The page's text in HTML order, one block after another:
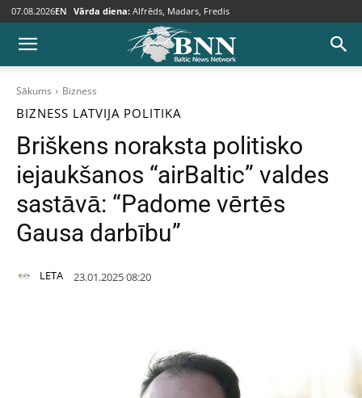
07.08.2026EN Vārda diena: Alfrēds, Madars, Fredis
Sākums Bizness
BIZNESS LATVIJA POLITIKA
Briškens noraksta politisko
iejaukšanos “airBaltic” valdes
sastāvā: “Padome vērtēs
Gausa darbību”
LETA 23.01.2025 08:20